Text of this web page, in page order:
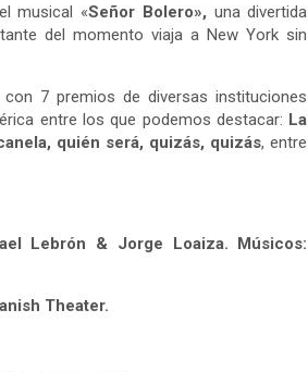
musical «Señor Bolero», una divertida
del momento viaja a New York sin
7 premios de diversas instituciones
entre los que podemos destacar: La
quién será, quizás, quizás, entre
Lebrón & Jorge Loaiza. Músicos:
Theater.